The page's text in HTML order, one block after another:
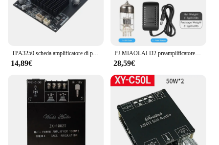
14,89€
PJ.MIAOLAI D2 preamplificatore a tubo HiFi 6 n3 amplificatore per cuffie a tubo NE5532P Op Amp Mini preamplificatore digitale
28,59€